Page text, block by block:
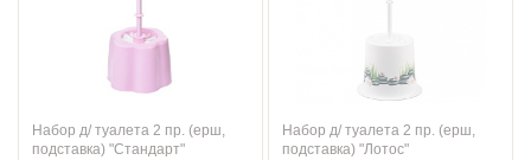
Набор д/ туалета 2 пр. (ерш,
подставка) "Стандарт"
Набор д/ туалета 2 пр. (ерш,
подставка) "Лотос"